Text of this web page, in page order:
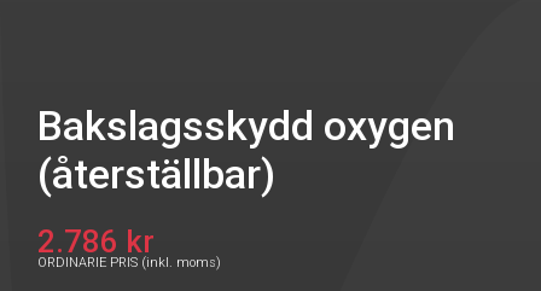
Bakslagsskydd oxygen
(återställbar)
2.786 kr
ORDINARIE PRIS (inkl. moms)